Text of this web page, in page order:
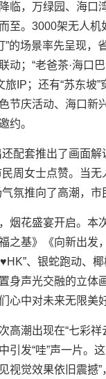
临，万绿园、海口
至。3000架无人
”的场景率先呈现
动；“老爸茶·海口
旅IP；还有“苏东坡
节庆活动、海口新
约。
还配套推出了画面
周女士点赞。当
氛推向了高潮，
烟花盛宴开启。本
之基》《向新出
、银蛇跑动、
身声光交融的立体
心中对未来无限美
高潮出现在“七彩
引发“哇”声一片。
视觉效果依旧震撼